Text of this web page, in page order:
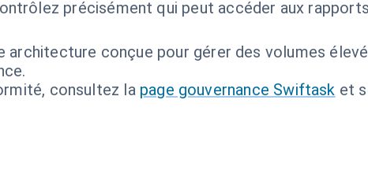
précisément qui peut accéder aux
architecture conçue pour gérer des volumes
consultez la page gouvernance Swiftask et